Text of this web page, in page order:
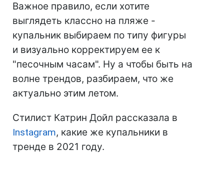
Важное правило, если хотите
выглядеть классно на пляже -
купальник выбираем по типу фигуры
и визуально корректируем ее к
"песочным часам". Ну а чтобы быть на
волне трендов, разбираем, что же
актуально этим летом.
Стилист Катрин Дойл рассказала в
Instagram, какие же купальники в
тренде в 2021 году.